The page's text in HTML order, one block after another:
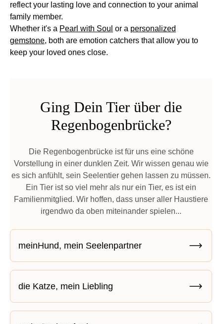
reflect your lasting love and connection to your animal
family member.
Whether it's a Pearl with Soul or a personalized
gemstone, both are emotion catchers that allow you to
keep your loved ones close.
Ging Dein Tier über die
Regenbogenbrücke?
Die Regenbogenbrücke ist für uns eine schöne
Vorstellung in einer dunklen Zeit. Wir wissen genau wie
es sich anfühlt, sein Seelentier gehen lassen zu müssen.
Ein Tier ist so viel mehr als nur ein Tier, es ist ein
Familienmitglied. Wir hoffen, dass unser aller Haustiere
irgendwo da oben miteinander spielen...
meinHund, mein Seelenpartner
die Katze, mein Liebling